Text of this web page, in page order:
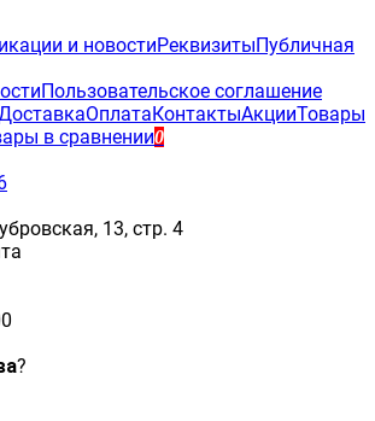
и новостиРеквизитыПубличная
Пользовательское соглашение
ОплатаКонтактыАкцииТовары
в сравнении0
13, стр. 4
?